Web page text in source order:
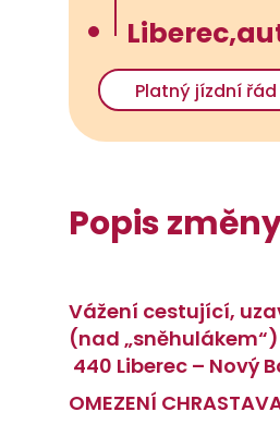
Platný jízdní řád
Popis
Vážení cestující,
(nad
440 Liberec – Nový
OMEZENÍ